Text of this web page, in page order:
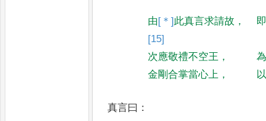
由[＊] 此真言求請故 ，
[15]
次應敬禮不空王 ，
金剛合掌當心上 ，
真言曰 ：